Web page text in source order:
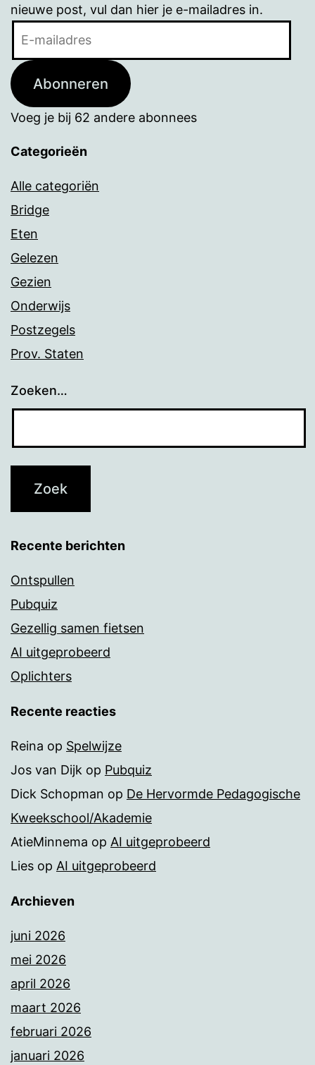
nieuwe post, vul dan hier je e-mailadres in.
Abonneren
Voeg je bij 62 andere abonnees
Categorieën
Alle categoriën
Bridge
Eten
Gelezen
Gezien
Onderwijs
Postzegels
Prov. Staten
Zoeken…
Recente berichten
Ontspullen
Pubquiz
Gezellig samen fietsen
AI uitgeprobeerd
Oplichters
Recente reacties
Reina op Spelwijze
Jos van Dijk op Pubquiz
Dick Schopman op De Hervormde Pedagogische
Kweekschool/Akademie
AtieMinnema op AI uitgeprobeerd
Lies op AI uitgeprobeerd
Archieven
juni 2026
mei 2026
april 2026
maart 2026
februari 2026
januari 2026